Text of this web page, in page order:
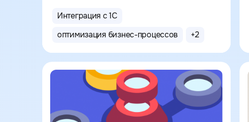
Интеграция с 1С
оптимизация бизнес-процессов
+2